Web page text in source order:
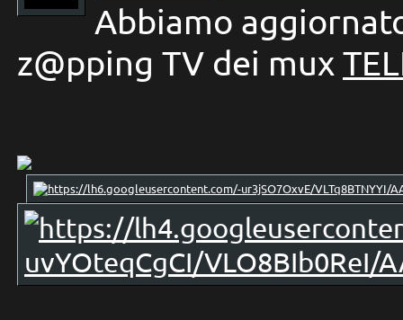
Abbiamo
z@pping TV dei mux